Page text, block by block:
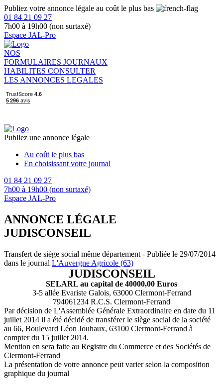
Publiez votre annonce légale au coût le plus bas
01 84 21 09 27
7h00 à 19h00 (non surtaxé)
Espace JAL-Pro
NOS
FORMULAIRES JOURNAUX
HABILITES CONSULTER
LES ANNONCES LEGALES
Publiez une annonce légale
Au coût le plus bas
En choisissant votre journal
01 84 21 09 27
7h00 à 19h00 (non surtaxé)
Espace JAL-Pro
ANNONCE LÉGALE
JUDISCONSEIL
Transfert de siège social même département - Publiée le 29/07/2014
dans le journal L'Auvergne Agricole (63)
JUDISCONSEIL
SELARL au capital de 40000,00 Euros
3-5 allée Evariste Galois, 63000 Clermont-Ferrand
794061234 R.C.S. Clermont-Ferrand
Par décision de L'Assemblée Générale Extraordinaire en date du 11
juillet 2014 il a été décidé de transférer le siège social de la société
au 66, Boulevard Léon Jouhaux, 63100 Clermont-Ferrand à
compter du 15 juillet 2014.
Mention en sera faite au Registre du Commerce et des Sociétés de
Clermont-Ferrand
La présentation de votre annonce peut varier selon la composition
graphique du journal